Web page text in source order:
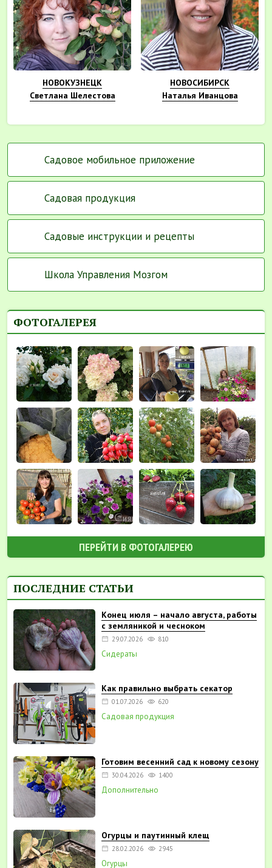
НОВОКУЗНЕЦК
Светлана Шелестова
НОВОСИБИРСК
Наталья Иванцова
Садовое мобильное приложение
Садовая продукция
Садовые инструкции и рецепты
Школа Управления Мозгом
ФОТОГАЛЕРЕЯ
ПЕРЕЙТИ В ФОТОГАЛЕРЕЮ
ПОСЛЕДНИЕ СТАТЬИ
Конец июля – начало августа, работы
с земляникой и чесноком
29.07.2026 810
Сидераты
Как правильно выбрать секатор
01.07.2026 620
Садовая продукция
Готовим весенний сад к новому сезону
30.04.2026 1400
Дополнительно
Огурцы и паутинный клещ
28.02.2026 2945
Огурцы